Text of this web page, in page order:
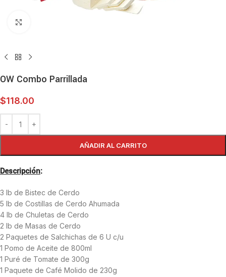
OW Combo Parrillada
$118.00
AÑADIR AL CARRITO
Descripción:
3 lb de Bistec de Cerdo
5 lb de Costillas de Cerdo Ahumada
4 lb de Chuletas de Cerdo
2 lb de Masas de Cerdo
2 Paquetes de Salchichas de 6 U c/u
1 Pomo de Aceite de 800ml
1 Puré de Tomate de 300g
1 Paquete de Café Molido de 230g